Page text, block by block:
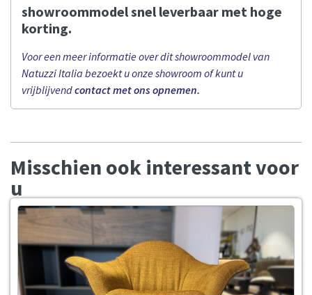
showroommodel snel leverbaar met hoge
korting.
Voor een meer informatie over dit showroommodel van
Natuzzi Italia bezoekt u onze showroom of kunt u
vrijblijvendcontact met ons opnemen.
Misschien ook interessant voor
u